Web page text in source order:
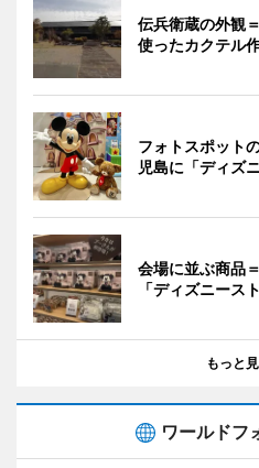
伝兵衛蔵の外観
使ったカクテル
フォトスポット
児島に「ディズ
会場に並ぶ商品
「ディズニース
もっと
ワールドフ